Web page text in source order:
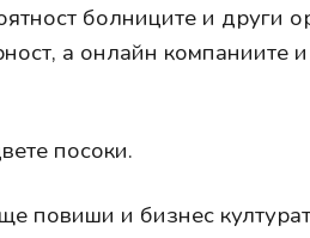
болниците и други
а онлайн компаниите и
посоки.
повиши и бизнес